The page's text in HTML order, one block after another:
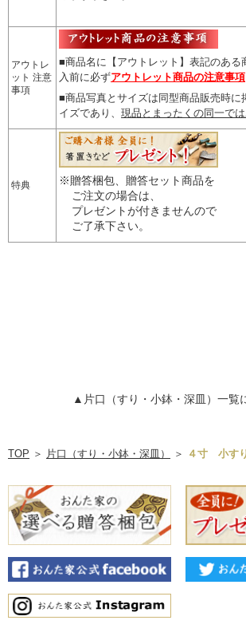
アウトレ
ット 注意
事項
■商品名に【アウトレット】表記のある
入前に必ずアウトレット商品の注意事項
■商品写真とサイズは同型商品販売時に
イズであり、 現品とまったくの同一では
特典
※贈答梱包、贈答セット商品を
ご注文の場合は、
プレゼントが付きませんので
ご了承下さい。
▲片口（すり・小鉢・深皿）一覧
TOP ＞ 片口（すり・小鉢・深皿） ＞ ４寸 小す